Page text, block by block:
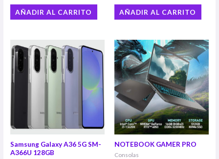
Valorado con
5.00
de 5
AÑADIR AL CARRITO
Valorado
con
4.86
de 5
AÑADIR AL CARRITO
Samsung Galaxy A36 5G SM-
A366U 128GB
NOTEBOOK GAMER PRO
Consolas